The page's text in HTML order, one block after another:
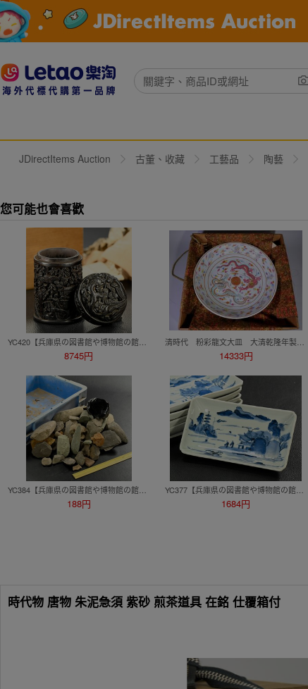
JDirectItems Auction 古董、收藏 工藝品 陶藝
您可能也會喜歡
8745円 14333円
188円 1684円
時代物 唐物 朱泥急須 紫砂 煎茶道具 在銘 仕覆箱付